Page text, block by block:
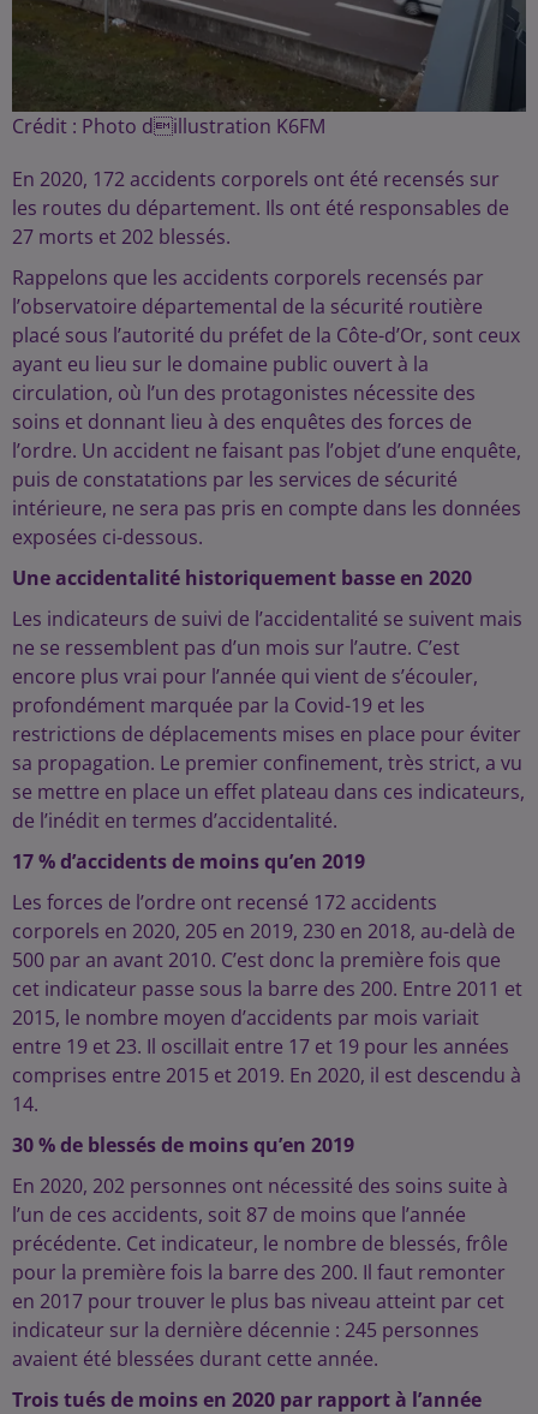
Crédit : Photo dillustration K6FM
En 2020, 172 accidents corporels ont été recensés sur
les routes du département. Ils ont été responsables de
27 morts et 202 blessés.
Rappelons que les accidents corporels recensés par
l’observatoire départemental de la sécurité routière
placé sous l’autorité du préfet de la Côte-d’Or, sont ceux
ayant eu lieu sur le domaine public ouvert à la
circulation, où l’un des protagonistes nécessite des
soins et donnant lieu à des enquêtes des forces de
l’ordre. Un accident ne faisant pas l’objet d’une enquête,
puis de constatations par les services de sécurité
intérieure, ne sera pas pris en compte dans les données
exposées ci-dessous.
Une accidentalité historiquement basse en 2020
Les indicateurs de suivi de l’accidentalité se suivent mais
ne se ressemblent pas d’un mois sur l’autre. C’est
encore plus vrai pour l’année qui vient de s’écouler,
profondément marquée par la Covid-19 et les
restrictions de déplacements mises en place pour éviter
sa propagation. Le premier confinement, très strict, a vu
se mettre en place un effet plateau dans ces indicateurs,
de l’inédit en termes d’accidentalité.
17 % d’accidents de moins qu’en 2019
Les forces de l’ordre ont recensé 172 accidents
corporels en 2020, 205 en 2019, 230 en 2018, au-delà de
500 par an avant 2010. C’est donc la première fois que
cet indicateur passe sous la barre des 200. Entre 2011 et
2015, le nombre moyen d’accidents par mois variait
entre 19 et 23. Il oscillait entre 17 et 19 pour les années
comprises entre 2015 et 2019. En 2020, il est descendu à
14.
30 % de blessés de moins qu’en 2019
En 2020, 202 personnes ont nécessité des soins suite à
l’un de ces accidents, soit 87 de moins que l’année
précédente. Cet indicateur, le nombre de blessés, frôle
pour la première fois la barre des 200. Il faut remonter
en 2017 pour trouver le plus bas niveau atteint par cet
indicateur sur la dernière décennie : 245 personnes
avaient été blessées durant cette année.
Trois tués de moins en 2020 par rapport à l’année